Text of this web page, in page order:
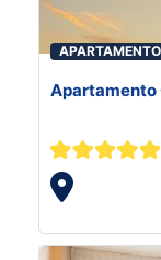
Apartamento